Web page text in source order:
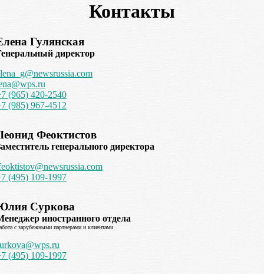
Контакты
Гулянская
директор
(965) 420-2540
(985) 967-4512
Феоктистов
генерального директора
(495) 109-1997
Суркова
иностранного отдела
с зарубежными партнерами и клиентами
(495) 109-1997